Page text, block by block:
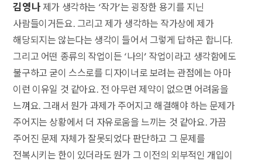
김영나 제가 생각하는 ‘작가’는 굉장한 용기를 지닌
사람들이거든요. 그리고 제가 생각하는 작가상에 제가
해당되지는 않는다는 생각이 들어서 그렇게 답하곤 합니다.
그리고 어떤 종류의 작업이든 ‘나의’ 작업이라고 생각함에도
불구하고 굳이 스스로를 디자이너로 보려는 관점에는 아마
이런 이유일 것 같아요. 전 아무런 제약이 없으면 어려움을
느껴요. 그래서 뭔가 과제가 주어지고 해결해야 하는 문제가
주어지는 상황에서 더 자유로움을 느끼는 것 같아요. 가끔
주어진 문제 자체가 잘못되었다 판단하고 그 문제를
전복시키는 한이 있더라도 뭔가 그 이전의 외부적인 개입이